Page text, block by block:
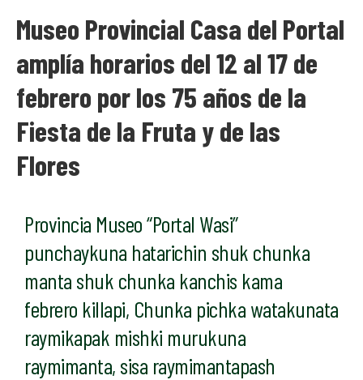
Museo Provincial Casa del Portal
amplía horarios del 12 al 17 de
febrero por los 75 años de la
Fiesta de la Fruta y de las
Flores
Provincia Museo “Portal Wasi”
punchaykuna hatarichin shuk chunka
manta shuk chunka kanchis kama
febrero killapi, Chunka pichka watakunata
raymikapak mishki murukuna
raymimanta, sisa raymimantapash